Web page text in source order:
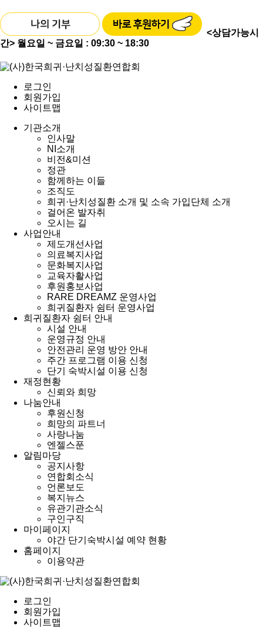
<상담가능시
간> 월요일 ~ 금요일 : 09:30 ~ 18:30
로그인
회원가입
사이트맵
기관소개
인사말
NI소개
비전&미션
정관
함께하는 이들
조직도
희귀·난치성질환 소개 및 소속 가입단체 소개
걸어온 발자취
오시는 길
사업안내
제도개선사업
의료복지사업
문화복지사업
교육자활사업
후원홍보사업
RARE DREAMZ 운영사업
희귀질환자 쉼터 운영사업
희귀질환자 쉼터 안내
시설 안내
운영규정 안내
안전관리 운영 방안 안내
주간 프로그램 이용 신청
단기 숙박시설 이용 신청
재정현황
신뢰와 희망
나눔안내
후원신청
희망의 파트너
사랑나눔
엔젤스푼
알림마당
공지사항
연합회소식
언론보도
복지뉴스
유관기관소식
구인구직
마이페이지
야간 단기숙박시설 예약 현황
홈페이지
이용약관
로그인
회원가입
사이트맵